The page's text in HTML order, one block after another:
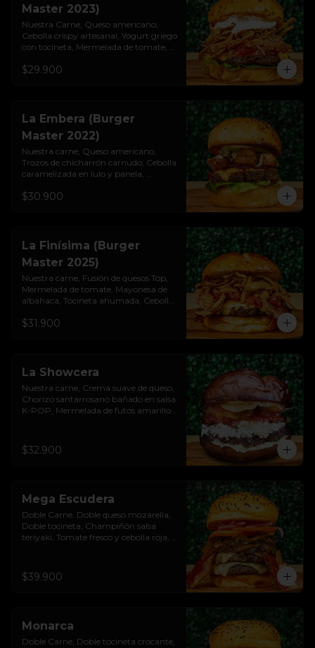
Master 2023)
Nuestra Carne, Queso americano,
Cebolla crispy artesanal, Yogurt griego
con tocineta, Mermelada de tomate,
premium
$29.900
La Embera (Burger
Master 2022)
Nuestra carne, Queso americano,
Trozos de chicharrón carnudo, Cebolla
caramelizada en lulo y panela,
cogollo, Pan brioche premium
$30.900
La Finísima (Burger
Master 2025)
Nuestra carne, Fusión de quesos Top,
Mermelada de tomate, Mayonesa de
albahaca, Tocineta ahumada, Cebolla
$31.900
La Showcera
Nuestra carne, Crema suave de queso,
Chorizo santarrosano bañado en salsa
K-POP, Mermelada de futos amarillos,
$32.900
Mega Escudera
Doble Carne, Doble queso mozarella,
Doble tocineta, Champiñón salsa
teriyaki, Tomate fresco y cebolla roja,
$39.900
Monarca
Doble Carne, Doble tocineta crocante,